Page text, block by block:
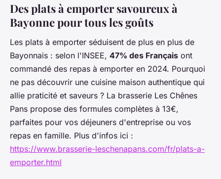
Des plats à emporter savoureux à
Bayonne pour tous les goûts
Les plats à emporter séduisent de plus en plus de
Bayonnais : selon l'INSEE, 47% des Français ont
commandé des repas à emporter en 2024. Pourquoi
ne pas découvrir une cuisine maison authentique qui
allie praticité et saveurs ? La brasserie Les Chênes
Pans propose des formules complètes à 13€,
parfaites pour vos déjeuners d'entreprise ou vos
repas en famille. Plus d'infos ici :
https://www.brasserie-leschenapans.com/fr/plats-a-
emporter.html